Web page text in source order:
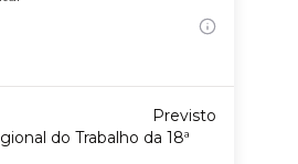
Previsto
do Trabalho da 18ª